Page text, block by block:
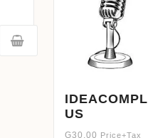
IDEACOMPL
US
G30,00 Price+Tax